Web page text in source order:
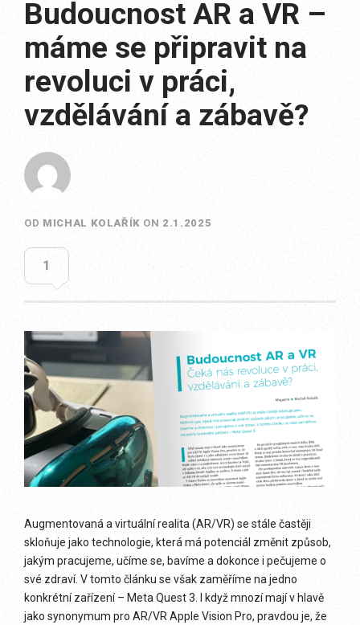
Budoucnost AR a VR –
máme se připravit na
revoluci v práci,
vzdělávání a zábavě?
OD MICHAL KOLAŘÍK ON 2.1.2025
1
Augmentovaná a virtuální realita (AR/VR) se stále častěji
skloňuje jako technologie, která má potenciál změnit způsob,
jakým pracujeme, učíme se, bavíme a dokonce i pečujeme o
své zdraví. V tomto článku se však zaměříme na jedno
konkrétní zařízení – Meta Quest 3. I když mnozí mají v hlavě
jako synonymum pro AR/VR Apple Vision Pro, pravdou je, že